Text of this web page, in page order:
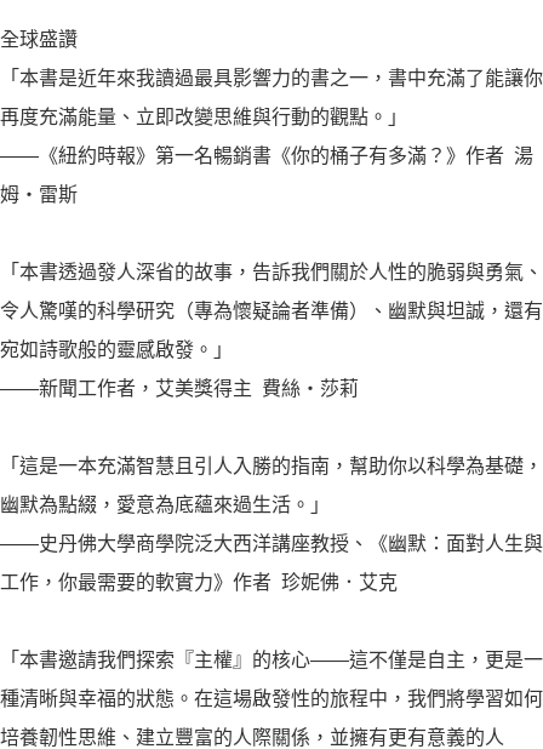
全球盛讚
「本書是近年來我讀過最具影響力的書之一，書中充滿了能讓你
再度充滿能量、立即改變思維與行動的觀點。」
——《紐約時報》第一名暢銷書《你的桶子有多滿？》作者 湯
姆・雷斯
「本書透過發人深省的故事，告訴我們關於人性的脆弱與勇氣、
令人驚嘆的科學研究（專為懷疑論者準備）、幽默與坦誠，還有
宛如詩歌般的靈感啟發。」
——新聞工作者，艾美獎得主 費絲・莎莉
「這是一本充滿智慧且引人入勝的指南，幫助你以科學為基礎，
幽默為點綴，愛意為底蘊來過生活。」
——史丹佛大學商學院泛大西洋講座教授、《幽默：面對人生與
工作，你最需要的軟實力》作者 珍妮佛．艾克
「本書邀請我們探索『主權』的核心——這不僅是自主，更是一
種清晰與幸福的狀態。在這場啟發性的旅程中，我們將學習如何
培養韌性思維、建立豐富的人際關係，並擁有更有意義的人